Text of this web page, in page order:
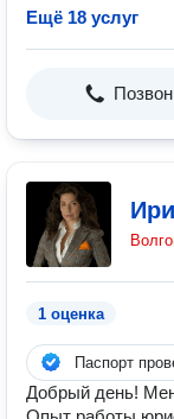
Ещё 18 услуг
1 оценка
Паспорт
Добрый день!